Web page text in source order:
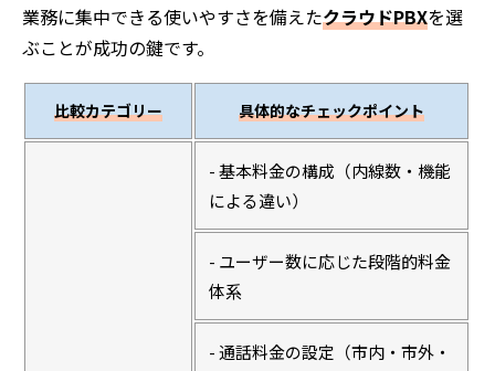
業務に集中できる使いやすさを備えたクラウドPBXを選
ぶことが成功の鍵です。
比較カテゴリー 具体的なチェックポイント
- 基本料金の構成（内線数・機能
による違い）
- ユーザー数に応じた段階的料金
体系
- 通話料金の設定（市内・市外・